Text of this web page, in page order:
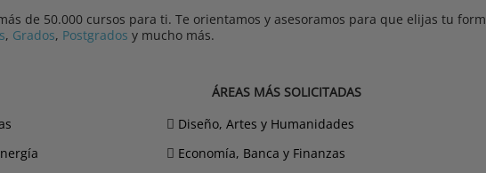
de 50.000 cursos para ti. Te orientamos y asesoramos para que elijas tu
, Grados, Postgrados y mucho más.
ÁREAS MÁS SOLICITADAS
Diseño, Artes y Humanidades
Economía, Banca y Finanzas